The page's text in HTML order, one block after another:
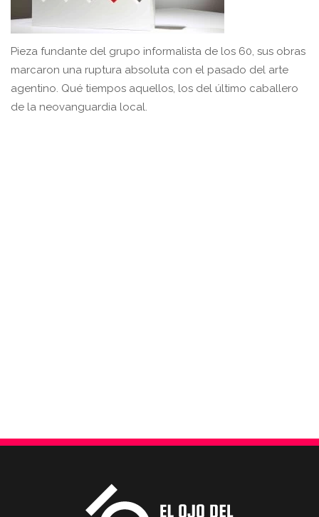
Pieza fundante del grupo informalista de los 60, sus obras
marcaron una ruptura absoluta con el pasado del arte
agentino. Qué tiempos aquellos, los del último caballero
de la neovanguardia local.